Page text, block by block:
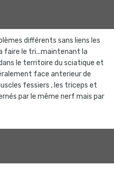
différents sans liens les
faire le tri...maintenant la
le territoire du sciatique et
face anterieur de
fessiers , les triceps et
par le même nerf mais par